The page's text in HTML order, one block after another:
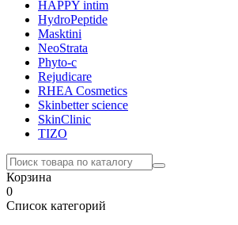
HAPPY intim
HydroPeptide
Masktini
NeoStrata
Phyto-c
Rejudicare
RHEA Cosmetics
Skinbetter science
SkinСlinic
TIZO
Корзина
0
Список категорий